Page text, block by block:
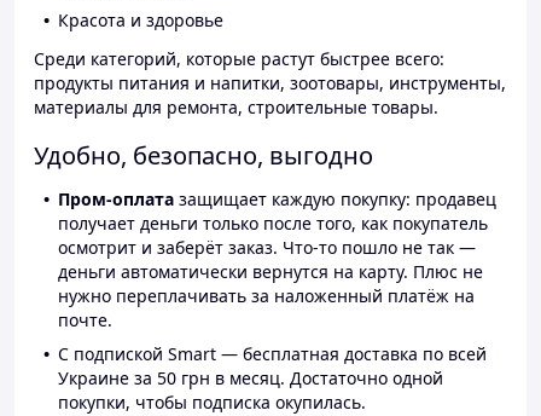
Красота и здоровье
Среди категорий, которые растут быстрее всего:
продукты питания и напитки, зоотовары, инструменты,
материалы для ремонта, строительные товары.
Удобно, безопасно, выгодно
Пром-оплата защищает каждую покупку: продавец
получает деньги только после того, как покупатель
осмотрит и заберёт заказ. Что-то пошло не так —
деньги автоматически вернутся на карту. Плюс не
нужно переплачивать за наложенный платёж на
почте.
С подпиской Smart — бесплатная доставка по всей
Украине за 50 грн в месяц. Достаточно одной
покупки, чтобы подписка окупилась.